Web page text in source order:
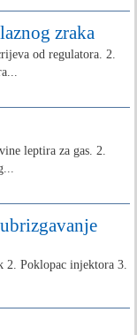
zraka
od regulatora. 2.
leptira za gas. 2.
2. Poklopac injektora 3.